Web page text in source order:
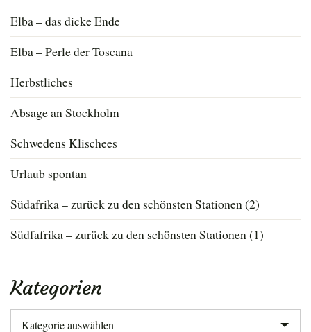
Elba – das dicke Ende
Elba – Perle der Toscana
Herbstliches
Absage an Stockholm
Schwedens Klischees
Urlaub spontan
Südafrika – zurück zu den schönsten Stationen (2)
Südfafrika – zurück zu den schönsten Stationen (1)
Kategorien
Kategorien